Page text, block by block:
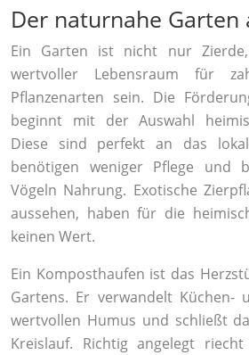
Der naturnahe Garten
Ein Garten ist nicht nur
wertvoller Lebensraum für
Pflanzenarten sein. Die
beginnt mit der Auswahl
Diese sind perfekt an das
benötigen weniger Pflege und
Vögeln Nahrung. Exotische
aussehen, haben für die
keinen Wert.
Ein Komposthaufen ist das
Gartens. Er verwandelt Küchen-
wertvollen Humus und schließt
Kreislauf. Richtig angelegt